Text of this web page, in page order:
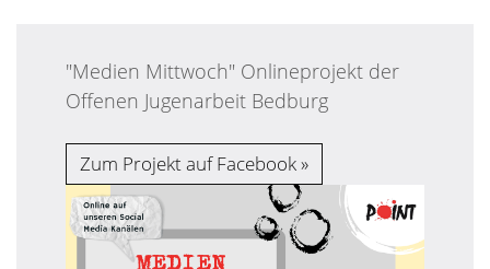
"Medien Mittwoch" Onlineprojekt der
Offenen Jugenarbeit Bedburg
Zum Projekt auf Facebook